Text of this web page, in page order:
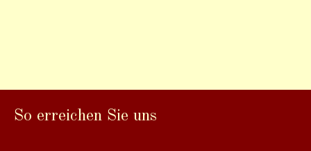
So erreichen Sie uns